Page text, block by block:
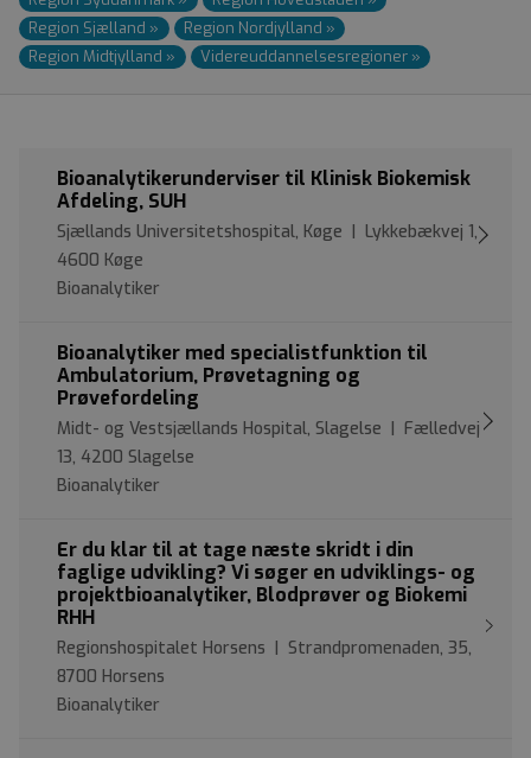
Region Sjælland » Region Nordjylland »
Region Midtjylland » Videre­uddannelses­regioner »
Bioanalytikerunderviser til Klinisk Biokemisk
Afdeling, SUH
Sjællands Universitetshospital, Køge | Lykkebækvej 1,
4600 Køge
Bioanalytiker
Bioanalytiker med specialistfunktion til
Ambulatorium, Prøvetagning og
Prøvefordeling
Midt- og Vestsjællands Hospital, Slagelse | Fælledvej
13, 4200 Slagelse
Bioanalytiker
Er du klar til at tage næste skridt i din
faglige udvikling? Vi søger en udviklings- og
projektbioanalytiker, Blodprøver og Biokemi
RHH
Regionshospitalet Horsens | Strandpromenaden, 35,
8700 Horsens
Bioanalytiker